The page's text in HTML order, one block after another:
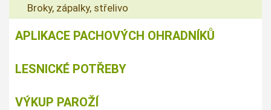
Broky, zápalky, střelivo
APLIKACE PACHOVÝCH OHRADNÍKŮ
LESNICKÉ POTŘEBY
VÝKUP PAROŽÍ